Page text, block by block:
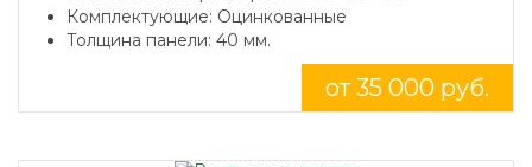
Комплектующие: Оцинкованные
Толщина панели: 40 мм.
от 35 000 руб.